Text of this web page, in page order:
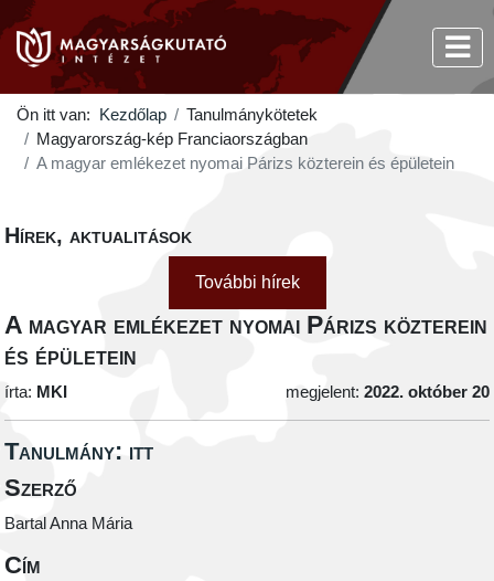
Ön itt van: Kezdőlap
Tanulmánykötetek
Magyarország-kép Franciaországban
A magyar emlékezet nyomai Párizs közterein és épületein
Hírek, aktualitások
További hírek
A magyar emlékezet nyomai Párizs közterein
és épületein
írta: MKI megjelent: 2022. október 20
Tanulmány: itt
Szerző
Bartal Anna Mária
Cím